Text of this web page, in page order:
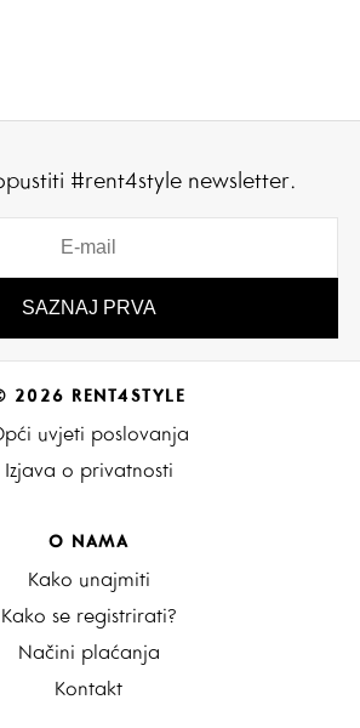
#rent4style newsletter.
2026 RENT4STYLE
uvjeti poslovanja
Izjava o privatnosti
O NAMA
Kako unajmiti
Kako se registrirati?
Načini plaćanja
Kontakt